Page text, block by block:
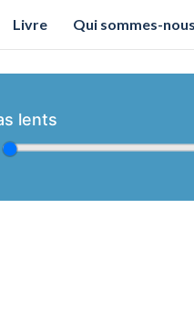
Livre Qui sommes-